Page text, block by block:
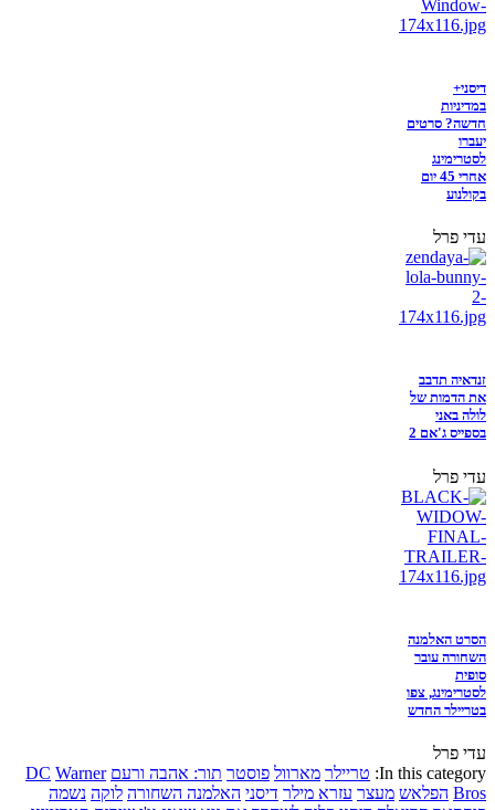
דיסני+
במדיניות
חדשה? סרטים
יעברו
לסטרימינג
אחרי 45 יום
בקולנוע
עדי פרל
זנדאיה תדבב
את הדמות של
לולה באני
בספייס ג'אם 2
עדי פרל
הסרט האלמנה
השחורה עובר
סופית
לסטרימינג, צפו
בטריילר החדש
עדי פרל
In this category: טריילר מארוול פוסטר תור: אהבה ורעם DC Warner
Bros הפלאש מעצר עזרא מילר דיסני האלמנה השחורה לוקה נשמה